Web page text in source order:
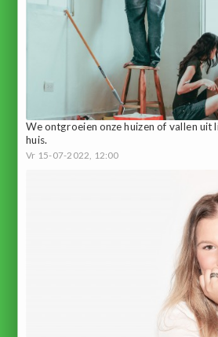
We ontgroeien onze huizen of vallen uit
huis.
Vr 15-07-2022, 12:00